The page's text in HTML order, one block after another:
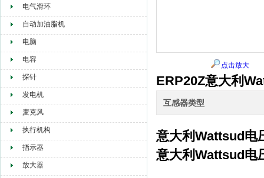
电气滑环
自动加油脂机
电脑
电容
探针
发电机
麦克风
执行机构
指示器
放大器
点击放大
ERP20Z意大利
互感器类型
意大利Wattsud电
意大利Wattsud电